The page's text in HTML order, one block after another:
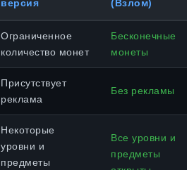
версия
(Взлом)
Ограниченное
количество монет
Бесконечные
монеты
Присутствует
реклама
Без рекламы
Некоторые
уровни и
предметы
Все уровни и
предметы